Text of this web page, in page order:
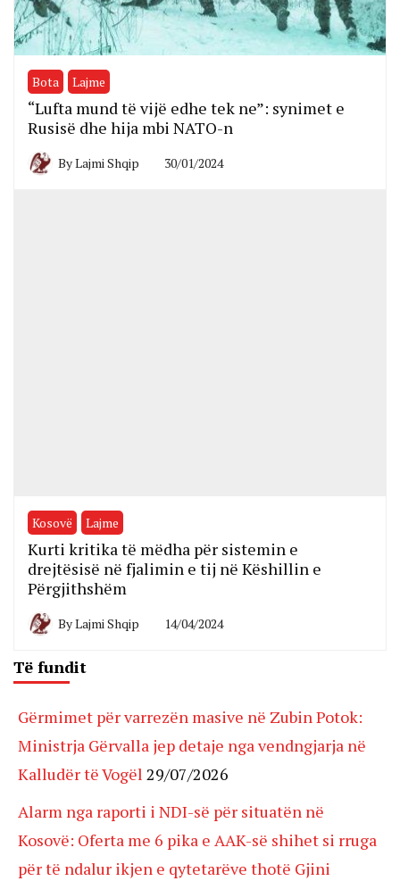
Bota Lajme
“Lufta mund të vijë edhe tek ne”: synimet e
Rusisë dhe hija mbi NATO-n
ByLajmi Shqip 30/01/2024
Kosovë Lajme
Kurti kritika të mëdha për sistemin e
drejtësisë në fjalimin e tij në Këshillin e
Përgjithshëm
ByLajmi Shqip 14/04/2024
Të fundit
Gërmimet për varrezën masive në Zubin Potok:
Ministrja Gërvalla jep detaje nga vendngjarja në
Kalludër të Vogël 29/07/2026
Alarm nga raporti i NDI-së për situatën në
Kosovë: Oferta me 6 pika e AAK-së shihet si rruga
për të ndalur ikjen e qytetarëve thotë Gjini